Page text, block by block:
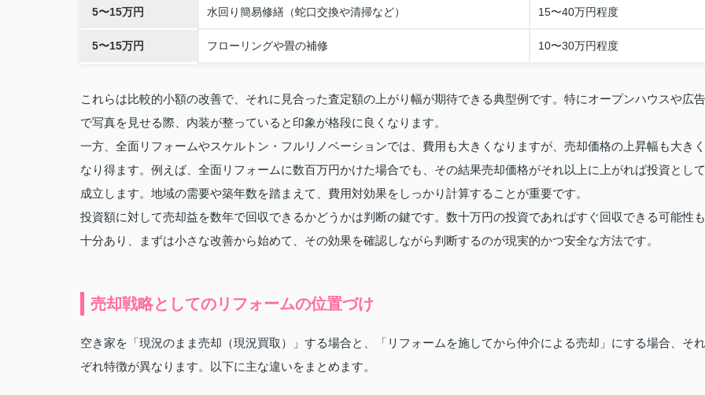
5〜15万円 水回り簡易修繕（蛇口交換や清掃など） 15〜40万円程度
5〜15万円 フローリングや畳の補修 10〜30万円程度
これらは比較的小額の改善で、それに見合った査定額の上がり幅が期待できる典型例です。特にオープンハウスや広告
で写真を見せる際、内装が整っていると印象が格段に良くなります。
一方、全面リフォームやスケルトン・フルリノベーションでは、費用も大きくなりますが、売却価格の上昇幅も大きく
なり得ます。例えば、全面リフォームに数百万円かけた場合でも、その結果売却価格がそれ以上に上がれば投資として
成立します。地域の需要や築年数を踏まえて、費用対効果をしっかり計算することが重要です。
投資額に対して売却益を数年で回収できるかどうかは判断の鍵です。数十万円の投資であればすぐ回収できる可能性も
十分あり、まずは小さな改善から始めて、その効果を確認しながら判断するのが現実的かつ安全な方法です。
売却戦略としてのリフォームの位置づけ
空き家を「現況のまま売却（現況買取）」する場合と、「リフォームを施してから仲介による売却」にする場合、それ
ぞれ特徴が異なります。以下に主な違いをまとめます。